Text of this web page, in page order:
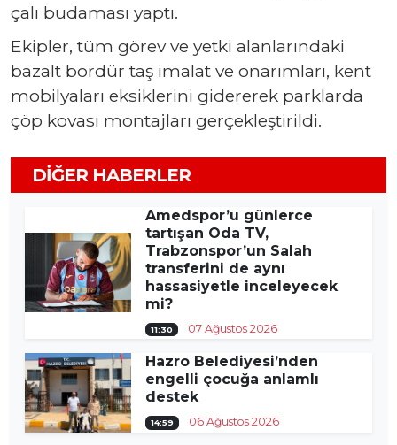
çalı budaması yaptı.
Ekipler, tüm görev ve yetki alanlarındaki
bazalt bordür taş imalat ve onarımları, kent
mobilyaları eksiklerini gidererek parklarda
çöp kovası montajları gerçekleştirildi.
DIĞER HABERLER
Amedspor’u günlerce
tartışan Oda TV,
Trabzonspor’un Salah
transferini de aynı
hassasiyetle inceleyecek
mi?
11:30 07 Ağustos 2026
Hazro Belediyesi’nden
engelli çocuğa anlamlı
destek
14:59 06 Ağustos 2026